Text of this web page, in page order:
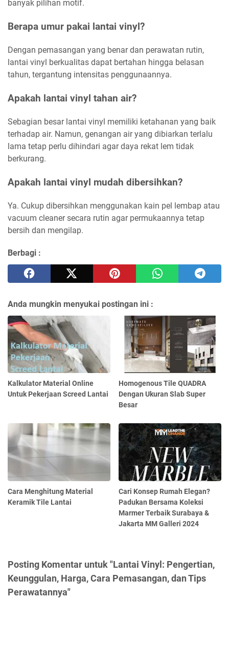
banyak pilihan motif.
Berapa umur pakai lantai vinyl?
Dengan pemasangan yang benar dan perawatan rutin,
lantai vinyl berkualitas dapat bertahan hingga belasan
tahun, tergantung intensitas penggunaannya.
Apakah lantai vinyl tahan air?
Sebagian besar lantai vinyl memiliki ketahanan yang baik
terhadap air. Namun, genangan air yang dibiarkan terlalu
lama tetap perlu dihindari agar daya rekat lem tidak
berkurang.
Apakah lantai vinyl mudah dibersihkan?
Ya. Cukup dibersihkan menggunakan kain pel lembap atau
vacuum cleaner secara rutin agar permukaannya tetap
bersih dan mengilap.
Berbagi :
Anda mungkin menyukai postingan ini :
Kalkulator Material Online
Untuk Pekerjaan Screed Lantai
Homogenous Tile QUADRA
Dengan Ukuran Slab Super
Besar
Cara Menghitung Material
Keramik Tile Lantai
Cari Konsep Rumah Elegan?
Padukan Bersama Koleksi
Marmer Terbaik Surabaya &
Jakarta MM Galleri 2024
Posting Komentar untuk "Lantai Vinyl: Pengertian,
Keunggulan, Harga, Cara Pemasangan, dan Tips
Perawatannya"